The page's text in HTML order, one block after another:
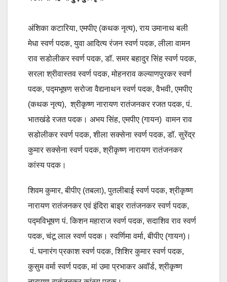
अंशिका कटारिया, एमपीए (कथक नृत्य), राय उमानाथ बली
मेधा स्वर्ण पदक, युवा आदित्य रंजन स्वर्ण पदक, लीला वामन
राव सडोलीकर स्वर्ण पदक, डॉ. समर बहादुर सिंह स्वर्ण पदक,
सरला श्रीवास्तव स्वर्ण पदक, मोहनराव कल्याणपुरकर स्वर्ण
पदक, पद्मभूषण सरोजा वैद्यनाथन स्वर्ण पदक, वैभवी, एमपीए
(कथक नृत्य), श्रीकृष्ण नारायण रातंजनकर रजत पदक, पं.
भातखंडे रजत पदक। अभय सिंह, एमपीए (गायन) वामन राव
सडोलीकर स्वर्ण पदक, शीला सक्सेना स्वर्ण पदक, डॉ. सुरेंद्र
कुमार सक्सेना स्वर्ण पदक, श्रीकृष्ण नारायण रातंजनकर
कांस्य पदक।
शिवम कुमार, बीपीए (तबला), पुतलीबाई स्वर्ण पदक, श्रीकृष्ण
नारायण रातंजनकर एवं इंदिरा बाइ्र रातंजनकर स्वर्ण पदक,
पद्मविभूषण पं. किशन महाराज स्वर्ण पदक, सदाशिव राव स्वर्ण
पदक, चंटू लाल स्वर्ण पदक। स्वर्णिमा वर्मा, बीपीए (गायन)।
पं. घनारंग प्रकाश स्वर्ण पदक, शिशिर कुमार स्वर्ण पदक,
कुसुम वर्मा स्वर्ण पदक, मां उमा प्रभाकर अवॉर्ड, श्रीकृष्ण